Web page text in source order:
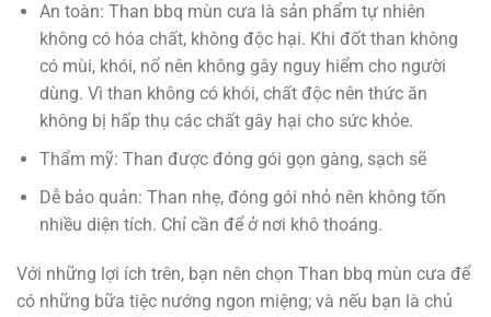
An toàn: Than bbq mùn cưa là sản phẩm tự nhiên
không có hóa chất, không độc hại. Khi đốt than không
có mùi, khói, nổ nên không gây nguy hiểm cho người
dùng. Vì than không có khói, chất độc nên thức ăn
không bị hấp thụ các chất gây hại cho sức khỏe.
Thẩm mỹ: Than được đóng gói gọn gàng, sạch sẽ
Dễ bảo quản: Than nhẹ, đóng gói nhỏ nên không tốn
nhiều diện tích. Chỉ cần để ở nơi khô thoáng.
Với những lợi ích trên, bạn nên chọn Than bbq mùn cưa để
có những bữa tiệc nướng ngon miệng; và nếu bạn là chủ